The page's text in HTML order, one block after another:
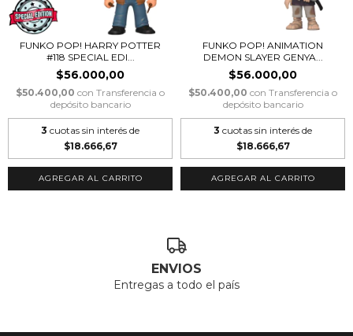
FUNKO POP! HARRY POTTER
#118 SPECIAL EDI...
$56.000,00
$50.400,00 con Transferencia o
depósito bancario
3 cuotas sin interés de
$18.666,67
FUNKO POP! ANIMATION
DEMON SLAYER GENYA...
$56.000,00
$50.400,00 con Transferencia o
depósito bancario
3 cuotas sin interés de
$18.666,67
ENVIOS
Entregas a todo el país